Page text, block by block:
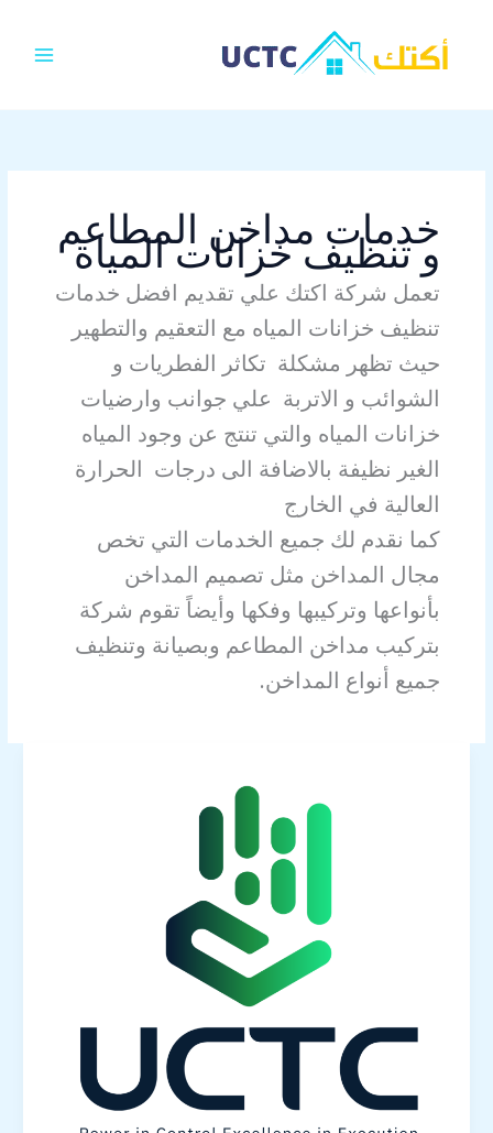
خدمات مداخن المطاعم
و تنظيف خزانات المياة
تعمل شركة اكتك علي تقديم افضل خدمات
تنظيف خزانات المياه مع التعقيم والتطهير
حيث تظهر مشكلة تكاثر الفطريات و
الشوائب و الاتربة علي جوانب وارضيات
خزانات المياه والتي تنتج عن وجود المياه
الغير نظيفة بالاضافة الى درجات الحرارة
العالية في الخارج
كما نقدم لك جميع الخدمات التي تخص
مجال المداخن مثل تصميم المداخن
بأنواعها وتركيبها وفكها وأيضاً تقوم شركة
بتركيب مداخن المطاعم وبصيانة وتنظيف
جميع أنواع المداخن.